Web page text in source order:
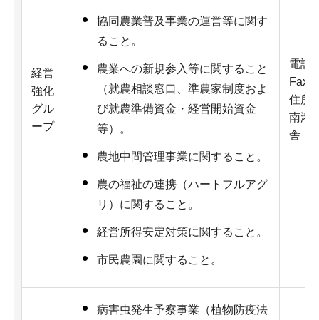
経営
強化
グル
ープ
協同農業普及事業の運営等に関す
ること。
農業への新規参入等に関すること
（就農相談窓口、準農家制度およ
び就農準備資金・経営開始資金
等）。
農地中間管理事業に関すること。
農の福祉の連携（ハートフルアグ
リ）に関すること。
経営所得安定対策に関すること。
市民農園に関すること。
電話
Fax
住所
南港
舎（
病害虫発生予察事業（植物防疫法